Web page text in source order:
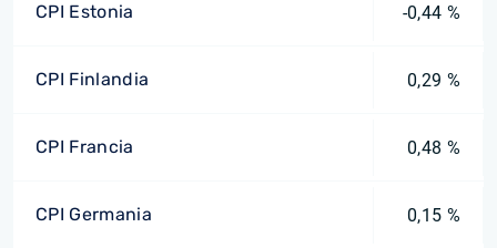
CPI Estonia -0,44 %
CPI Finlandia 0,29 %
CPI Francia 0,48 %
CPI Germania 0,15 %